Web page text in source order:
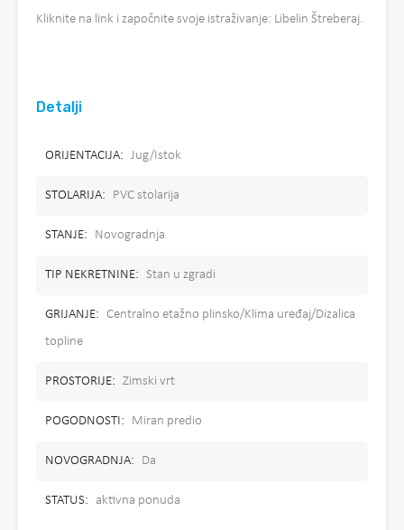
Kliknite na link i započnite svoje istraživanje: Libelin Štreberaj.
Detalji
ORIJENTACIJA: Jug/Istok
STOLARIJA: PVC stolarija
STANJE: Novogradnja
TIP NEKRETNINE: Stan u zgradi
GRIJANJE: Centralno etažno plinsko/Klima uređaj/Dizalica
topline
PROSTORIJE: Zimski vrt
POGODNOSTI: Miran predio
NOVOGRADNJA: Da
STATUS: aktivna ponuda